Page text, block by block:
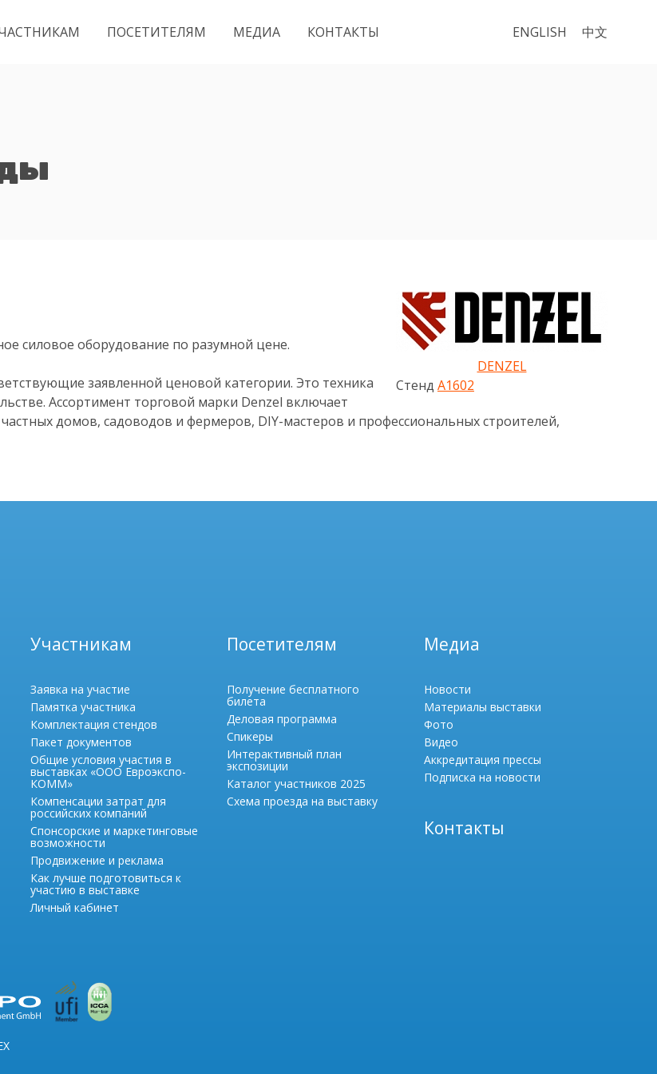
ENGLISH 中文
ПОСЕТИТЕЛЯМ МЕДИА КОНТАКТЫ
DENZEL
Стенд A1602
силовое оборудование по разумной цене.
заявленной ценовой категории. Это техника
Ассортимент торговой марки Denzel включает
домов, садоводов и фермеров, DIY-мастеров и профессиональных строителей,
Участникам
Заявка на участие
Памятка участника
Комплектация стендов
Пакет документов
Общие условия участия в
выставках «ООО Евроэкспо-
КОММ»
Компенсации затрат для
российских компаний
Спонсорские и маркетинговые
возможности
Продвижение и реклама
Как лучше подготовиться к
участию в выставке
Личный кабинет
Посетителям
Получение бесплатного
билета
Деловая программа
Спикеры
Интерактивный план
экспозиции
Каталог участников 2025
Схема проезда на выставку
Медиа
Новости
Материалы выставки
Фото
Видео
Аккредитация прессы
Подписка на новости
Контакты